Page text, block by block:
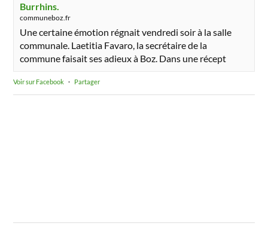
Burrhins.
communeboz.fr
Une certaine émotion régnait vendredi soir à la salle
communale. Laetitia Favaro, la secrétaire de la
commune faisait ses adieux à Boz. Dans une récept
Voir sur Facebook · Partager